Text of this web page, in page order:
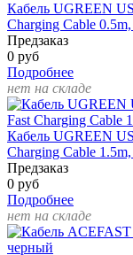
Кабель UGREEN
Charging Cable
Предзаказ
0 руб
Подробнее
нет на складе
Кабель UGREEN
Charging Cable
Предзаказ
0 руб
Подробнее
нет на складе